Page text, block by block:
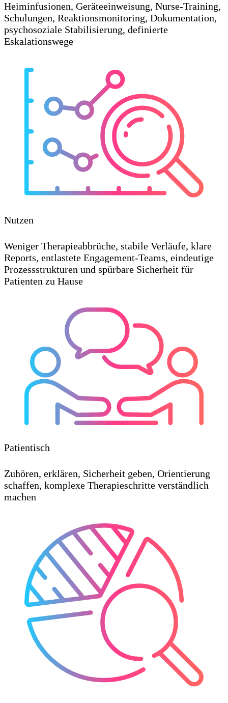
Heiminfusionen, Geräteeinweisung, Nurse-Training,
Schulungen, Reaktionsmonitoring, Dokumentation,
psychosoziale Stabilisierung, definierte
Eskalationswege
Nutzen
Weniger Therapieabbrüche, stabile Verläufe, klare
Reports, entlastete Engagement-Teams, eindeutige
Prozessstrukturen und spürbare Sicherheit für
Patienten zu Hause
Patientisch
Zuhören, erklären, Sicherheit geben, Orientierung
schaffen, komplexe Therapieschritte verständlich
machen